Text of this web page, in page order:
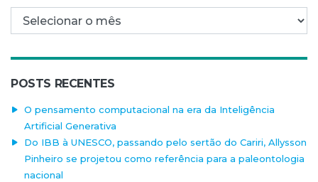
Arquivo mensal
POSTS RECENTES
O pensamento computacional na era da Inteligência
Artificial Generativa
Do IBB à UNESCO, passando pelo sertão do Cariri, Allysson
Pinheiro se projetou como referência para a paleontologia
nacional